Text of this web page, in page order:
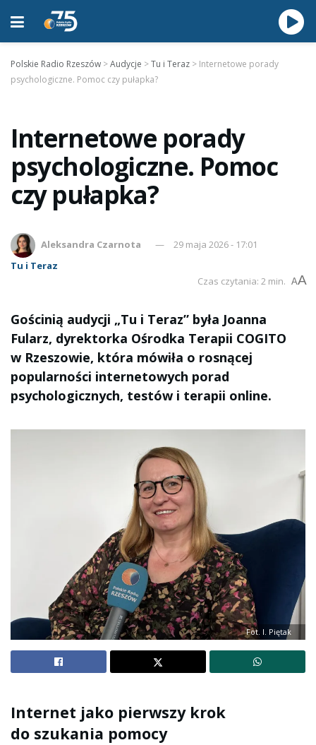
Polskie Radio Rzeszów >Audycje >Tu i Teraz > Internetowe porady
psychologiczne. Pomoc czy pułapka?
Internetowe porady
psychologiczne. Pomoc
czy pułapka?
Aleksandra Czarnota
29 maja 2026 - 17:01
Tu i Teraz
Czas czytania: 2 min. AA
Gościnią audycji „Tu i Teraz” była Joanna
Fularz, dyrektorka Ośrodka Terapii COGITO
w Rzeszowie, która mówiła o rosnącej
popularności internetowych porad
psychologicznych, testów i terapii online.
Fot. I. Piętak
Internet jako pierwszy krok
do szukania pomocy